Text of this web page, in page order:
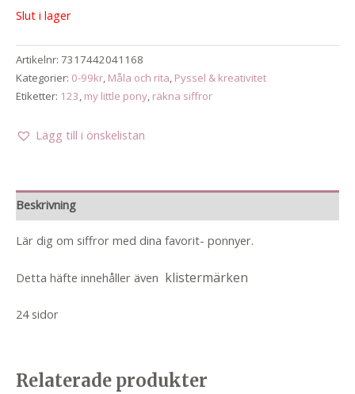
Slut i lager
Artikelnr: 7317442041168
Kategorier: 0-99kr, Måla och rita, Pyssel & kreativitet
Etiketter: 123, my little pony, räkna siffror
Lägg till i önskelistan
Beskrivning
Lär dig om siffror med dina favorit- ponnyer.
Detta häfte innehåller även klistermärken
24 sidor
Relaterade produkter